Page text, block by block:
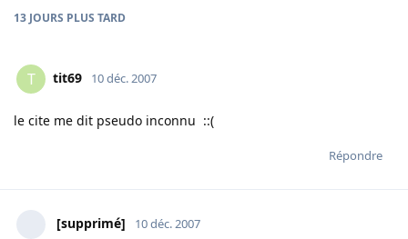
13 JOURS PLUS TARD
T tit69 10 déc. 2007
le cite me dit pseudo inconnu ::(
Répondre
[supprimé] 10 déc. 2007